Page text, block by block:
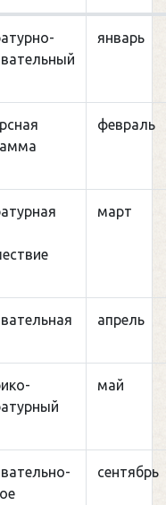
январь
февраль
март
апрель
май
сентябрь